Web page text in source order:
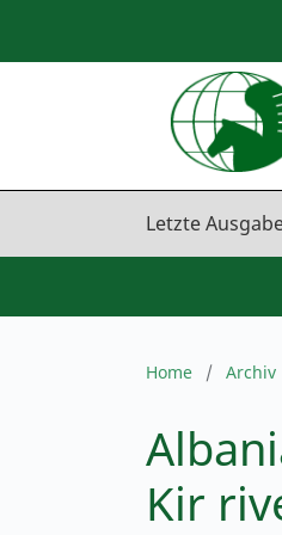
Letzte
Home / Archiv
Kir